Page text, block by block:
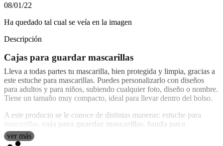
08/01/22
Ha quedado tal cual se veía en la imagen
Descripción
Cajas para guardar mascarillas
Lleva a todas partes tu mascarilla, bien protegida y limpia, gracias a
este estuche para mascarillas. Puedes personalizarlo con diseños
para adultos y para niños, subiendo cualquier foto, diseño o nombre.
Tiene un tamaño muy compacto, ideal para llevar dentro del bolso.
A este producto se le conoce de distintas maneras: estuche para
mascarillas, caja para guardar mascarillas funda para
mascarillas
ver más